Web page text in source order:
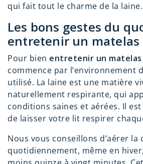
qui fait tout le charme de la laine.
Les bons gestes du
entretenir un matelas
Pour bien entretenir un matelas
commence par l’environnement
utilisé. La laine est une matière
naturellement respirante, qui
conditions saines et aérées. Il
de laisser votre lit respirer
Nous vous conseillons d’aérer la
quotidiennement, même en